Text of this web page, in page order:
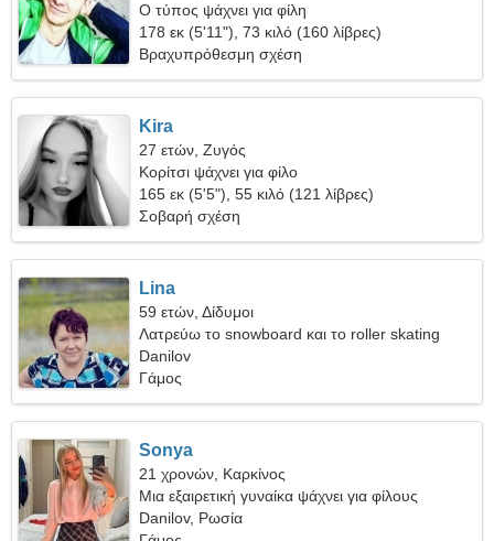
Ο τύπος ψάχνει για φίλη
178 εκ (5'11"), 73 κιλό (160 λίβρες)
Βραχυπρόθεσμη σχέση
Kira
27 ετών, Ζυγός
Κορίτσι ψάχνει για φίλο
165 εκ (5'5"), 55 κιλό (121 λίβρες)
Σοβαρή σχέση
Lina
59 ετών, Δίδυμοι
Λατρεύω το snowboard και το roller skating
Danilov
Γάμος
Sonya
21 χρονών, Καρκίνος
Μια εξαιρετική γυναίκα ψάχνει για φίλους
Danilov, Ρωσία